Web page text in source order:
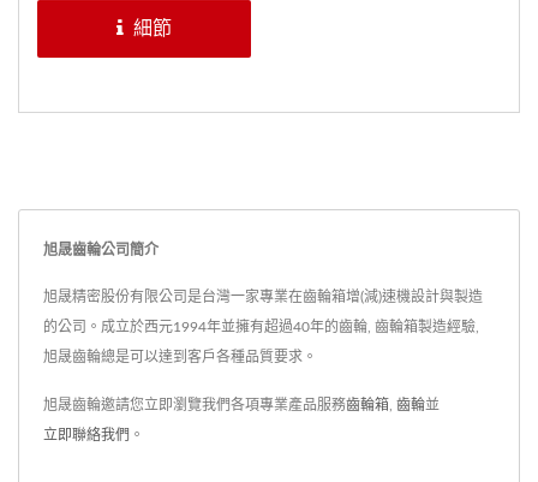
螺旋齒輪是一個更好的選
更高的承載力。另外，...
細節
旭晟齒輪公司簡介
旭晟精密股份有限公司是台灣一家專業在齒輪箱增(減)速機設計與製造
的公司。成立於西元1994年並擁有超過40年的齒輪, 齒輪箱製造經驗,
旭晟齒輪總是可以達到客戶各種品質要求。
旭晟齒輪邀請您立即瀏覽我們各項專業產品服務齒輪箱 齒輪並
立即聯絡我們 。